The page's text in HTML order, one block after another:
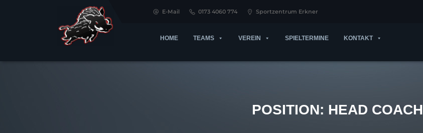
E-Mail 0173 4060 774 Sportzentrum Erkner
HOME TEAMS VEREIN SPIELTERMINE KONTAKT
POSITION: HEAD COACH